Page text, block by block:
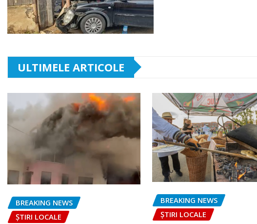
ULTIMELE ARTICOLE
BREAKING NEWS
ȘTIRI LOCALE
BREAKING NEWS
ȘTIRI LOCALE